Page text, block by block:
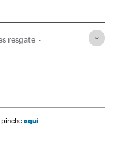
resgate
aquí